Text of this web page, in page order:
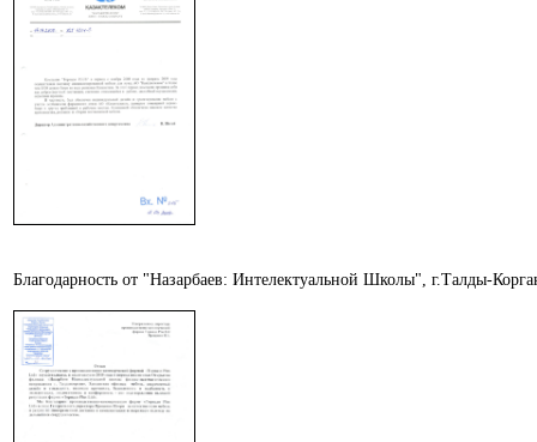
Благодарность от "Назарбаев: Интелектуальной Школы", г.Талды-